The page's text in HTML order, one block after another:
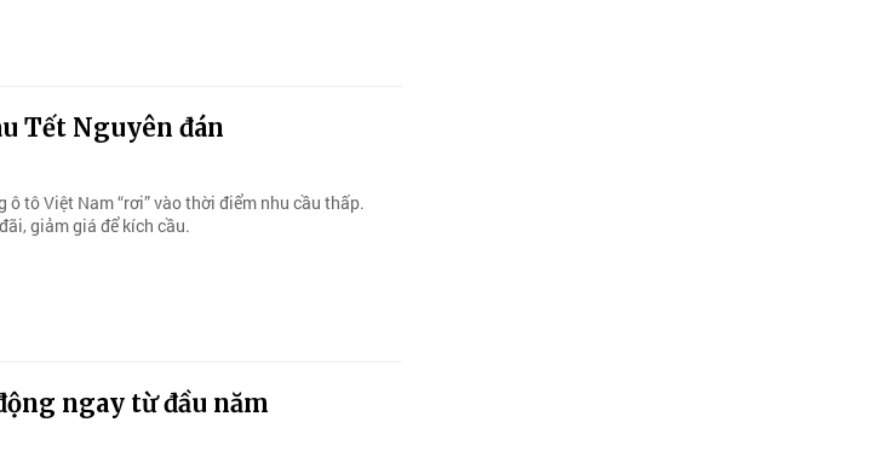
Tết Nguyên đán
tô Việt Nam “rơi” vào thời điểm nhu cầu thấp.
giảm giá để kích cầu.
ngay từ đầu năm